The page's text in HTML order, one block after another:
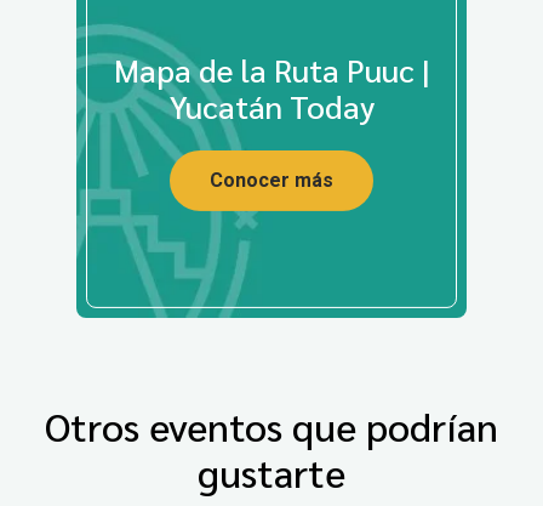
Mapa de la Ruta Puuc |
Yucatán Today
Conocer más
Otros eventos que podrían
gustarte